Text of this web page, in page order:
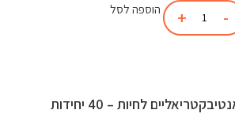
הוספה לסל
לחיות – 40 יחידות